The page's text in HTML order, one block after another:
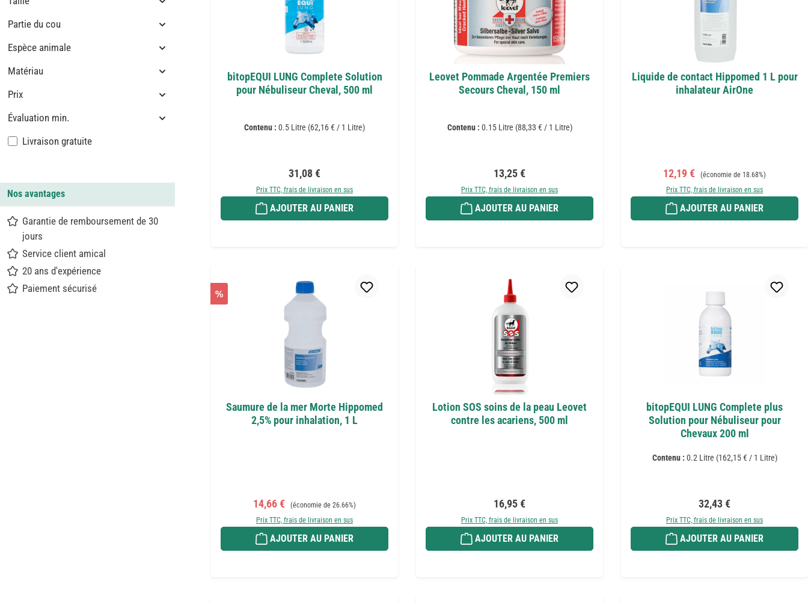
Partie du cou
Espèce animale
Matériau
Prix
Évaluation min.
Ajouter un filtre : Livraison gratuite
Livraison gratuite
Nos avantages
Garantie de remboursement de 30
jours
Service client amical
20 ans d'expérience
Paiement sécurisé
bitopEQUI LUNG Complete Solution
pour Nébuliseur Cheval, 500 ml
Contenu : 0.5 Litre (62,16 € / 1 Litre)
Prix régulier :
31,08 €
Prix TTC, frais de livraison en sus
AJOUTER AU PANIER
Leovet Pommade Argentée Premiers
Secours Cheval, 150 ml
Contenu : 0.15 Litre (88,33 € / 1 Litre)
Prix régulier :
13,25 €
Prix TTC, frais de livraison en sus
AJOUTER AU PANIER
Liquide de contact Hippomed 1 L pour
inhalateur AirOne
Prix de vente :
12,19 € Prix régulier :
(économie de 18.68%)
Prix TTC, frais de livraison en sus
AJOUTER AU PANIER
%
Saumure de la mer Morte Hippomed
2,5% pour inhalation, 1 L
Prix de vente :
14,66 € Prix régulier :
(économie de 26.66%)
Prix TTC, frais de livraison en sus
AJOUTER AU PANIER
Lotion SOS soins de la peau Leovet
contre les acariens, 500 ml
Prix régulier :
16,95 €
Prix TTC, frais de livraison en sus
AJOUTER AU PANIER
bitopEQUI LUNG Complete plus
Solution pour Nébuliseur pour
Chevaux 200 ml
Contenu : 0.2 Litre (162,15 € / 1 Litre)
Prix régulier :
32,43 €
Prix TTC, frais de livraison en sus
AJOUTER AU PANIER